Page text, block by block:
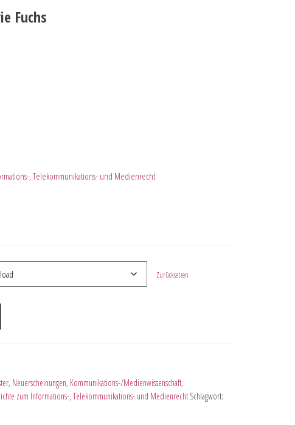
Fuchs
, Telekommunikations- und Medienrecht
Zurücksetzen
, Neuerscheinungen, Kommunikations-/Medienwissenschaft,
zum Informations-, Telekommunikations- und Medienrecht Schlagwort: